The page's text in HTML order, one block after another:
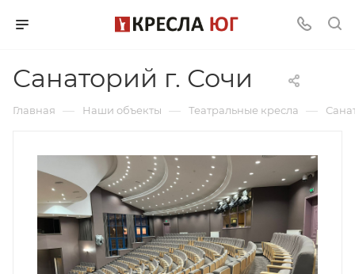
Санаторий г. Сочи
Главная — Наши объекты — Театральные кресла —